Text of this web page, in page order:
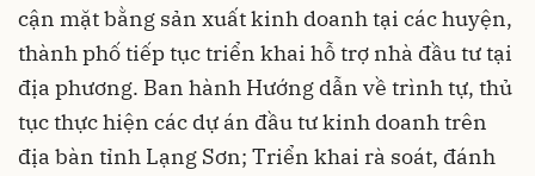
cận mặt bằng sản xuất kinh doanh tại các huyện,
thành phố tiếp tục triển khai hỗ trợ nhà đầu tư tại
địa phương. Ban hành Hướng dẫn về trình tự, thủ
tục thực hiện các dự án đầu tư kinh doanh trên
địa bàn tỉnh Lạng Sơn; Triển khai rà soát, đánh